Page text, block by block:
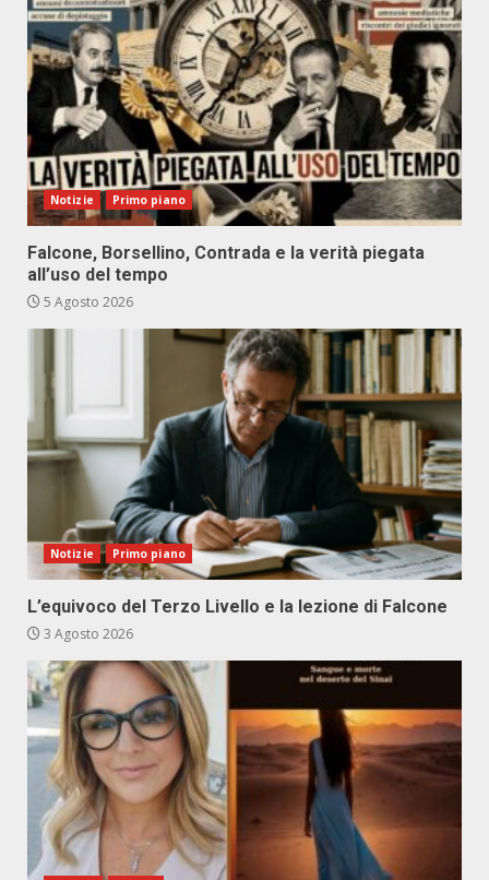
Notizie Primo piano
Falcone, Borsellino, Contrada e la verità piegata
all’uso del tempo
5 Agosto 2026
Notizie Primo piano
L’equivoco del Terzo Livello e la lezione di Falcone
3 Agosto 2026